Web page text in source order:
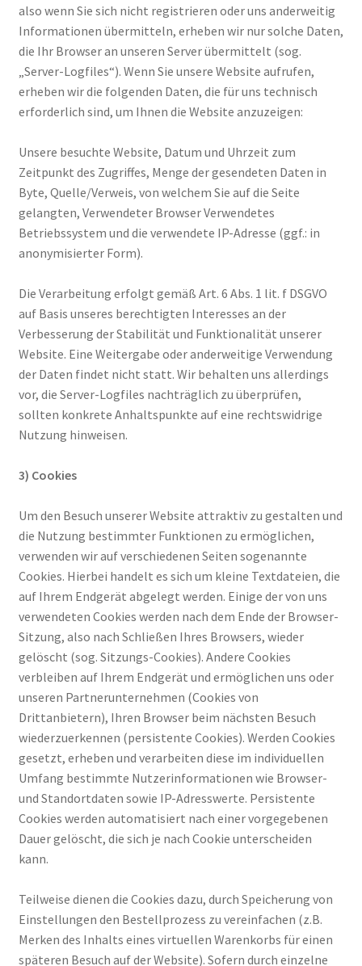
also wenn Sie sich nicht registrieren oder uns anderweitig
Informationen übermitteln, erheben wir nur solche Daten,
die Ihr Browser an unseren Server übermittelt (sog.
„Server-Logfiles“). Wenn Sie unsere Website aufrufen,
erheben wir die folgenden Daten, die für uns technisch
erforderlich sind, um Ihnen die Website anzuzeigen:
Unsere besuchte Website, Datum und Uhrzeit zum
Zeitpunkt des Zugriffes, Menge der gesendeten Daten in
Byte, Quelle/Verweis, von welchem Sie auf die Seite
gelangten, Verwendeter Browser Verwendetes
Betriebssystem und die verwendete IP-Adresse (ggf.: in
anonymisierter Form).
Die Verarbeitung erfolgt gemäß Art. 6 Abs. 1 lit. f DSGVO
auf Basis unseres berechtigten Interesses an der
Verbesserung der Stabilität und Funktionalität unserer
Website. Eine Weitergabe oder anderweitige Verwendung
der Daten findet nicht statt. Wir behalten uns allerdings
vor, die Server-Logfiles nachträglich zu überprüfen,
sollten konkrete Anhaltspunkte auf eine rechtswidrige
Nutzung hinweisen.
3) Cookies
Um den Besuch unserer Website attraktiv zu gestalten und
die Nutzung bestimmter Funktionen zu ermöglichen,
verwenden wir auf verschiedenen Seiten sogenannte
Cookies. Hierbei handelt es sich um kleine Textdateien, die
auf Ihrem Endgerät abgelegt werden. Einige der von uns
verwendeten Cookies werden nach dem Ende der Browser-
Sitzung, also nach Schließen Ihres Browsers, wieder
gelöscht (sog. Sitzungs-Cookies). Andere Cookies
verbleiben auf Ihrem Endgerät und ermöglichen uns oder
unseren Partnerunternehmen (Cookies von
Drittanbietern), Ihren Browser beim nächsten Besuch
wiederzuerkennen (persistente Cookies). Werden Cookies
gesetzt, erheben und verarbeiten diese im individuellen
Umfang bestimmte Nutzerinformationen wie Browser-
und Standortdaten sowie IP-Adresswerte. Persistente
Cookies werden automatisiert nach einer vorgegebenen
Dauer gelöscht, die sich je nach Cookie unterscheiden
kann.
Teilweise dienen die Cookies dazu, durch Speicherung von
Einstellungen den Bestellprozess zu vereinfachen (z.B.
Merken des Inhalts eines virtuellen Warenkorbs für einen
späteren Besuch auf der Website). Sofern durch einzelne